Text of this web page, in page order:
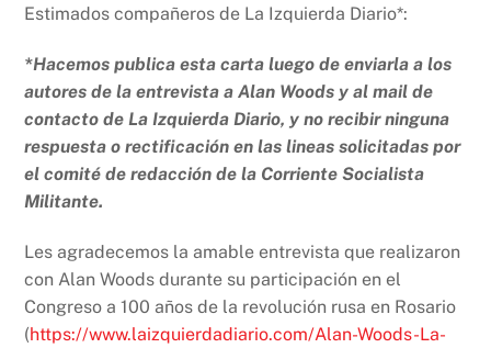
b
o
o
k
A
p
p
Li
n
k
Estimados compañeros de La Izquierda Diario*:
*Hacemos publica esta carta luego de enviarla a los
autores de la entrevista a Alan Woods y al mail de
contacto de La Izquierda Diario, y no recibir ninguna
respuesta o rectificación en las lineas solicitadas por
el comité de redacción de la Corriente Socialista
Militante.
Les agradecemos la amable entrevista que realizaron
con Alan Woods durante su participación en el
Congreso a 100 años de la revolución rusa en Rosario
(https://www.laizquierdadiario.com/Alan-Woods-La-